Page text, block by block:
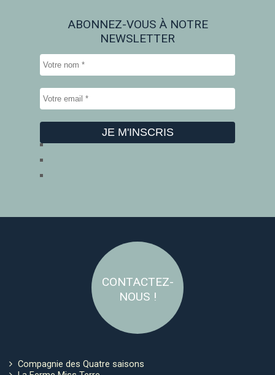
ABONNEZ-VOUS À NOTRE
NEWSLETTER
CONTACTEZ-
NOUS !
Compagnie des Quatre saisons